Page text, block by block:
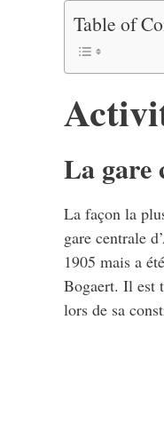
Table of
La gare
La façon la
gare centrale
1905 mais a
Bogaert. Il est
lors de sa